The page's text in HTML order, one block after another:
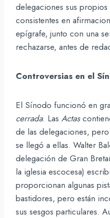
delegaciones sus
consistentes en
epígrafe, junto con una
rechazarse, antes de
Controversias en el
El Sínodo funcionó en
cerrada. Las Actas
de las delegaciones,
se llegó a ellas. Walter
delegación de Gran
la iglesia escocesa)
proporcionan algunas
bastidores, pero están
sus sesgos particulares.